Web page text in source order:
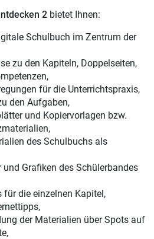
2 bietet Ihnen:
Schulbuch im Zentrum der
zu den Kapiteln, Doppelseiten,
für die Unterrichtspraxis,
den Aufgaben,
und Kopiervorlagen bzw.
des Schulbuchs als
Grafiken des Schülerbandes
für die einzelnen Kapitel,
der Materialien über Spots auf